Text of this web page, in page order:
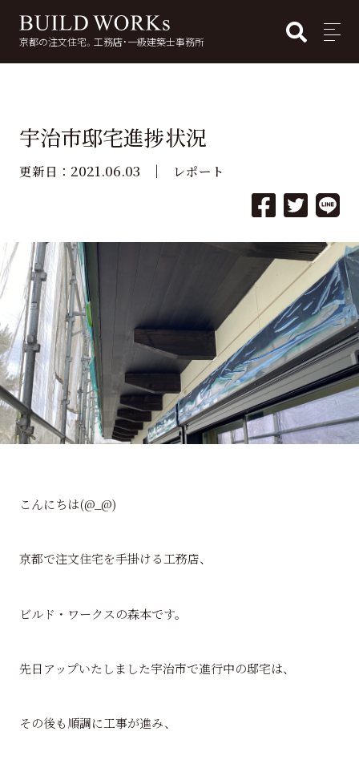
京都の注文住宅。工務店・一級建築士事務所 MENU
宇治市邸宅進捗状況
更新日： 2021.06.03 レポート
こんにちは(@_@)
京都で注文住宅を手掛ける工務店、
ビルド・ワークスの森本です。
先日アップいたしました宇治市で進行中の邸宅は、
その後も順調に工事が進み、